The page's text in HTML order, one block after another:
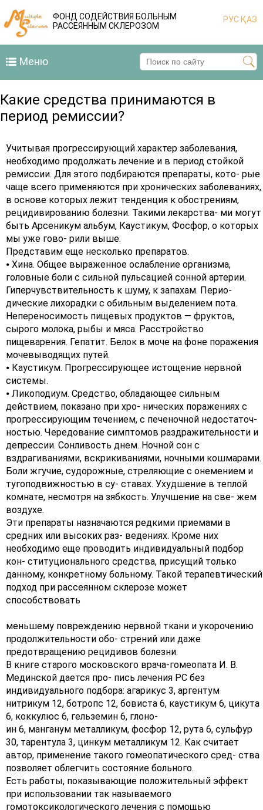
ФОНД СОДЕЙСТВИЯ БОЛЬНЫМ
РАССЕЯННЫМ СКЛЕРОЗОМ
РУСҚАЗ
Меню
Какие средства принимаются в
период ремиссии?
Учитывая прогрессирующий характер заболевания,
необходимо продолжать лечение и в период стойкой
ремиссии. Для этого подбираются препараты, кото- рые
чаще всего применяются при хронических заболеваниях,
в основе которых лежит тенденция к обострениям,
рецидивированию болезни. Такими лекарства- ми могут
быть Арсеникум альбум, Каустикум, Фосфор, о которых
мы уже гово- рили выше.
Представим еще несколько препаратов.
⦁ Хина. Общее выраженное ослабление организма,
головные боли с сильной пульсацией сонной артерии.
Гиперчувствительность к шуму, к запахам. Перио-
дические лихорадки с обильным выделением пота.
Непереносимость пищевых продуктов — фруктов,
сырого молока, рыбы и мяса. Расстройство
пищеварения. Гепатит. Белок в моче на фоне поражения
мочевыводящих путей.
⦁ Каустикум. Прогрессирующее истощение нервной
системы.
⦁ Ликоподиум. Средство, обладающее сильным
действием, показано при хро- нических поражениях с
прогрессирующим течением, с печеночной недостаточ-
ностью. Чередование симптомов раздражительности и
депрессии. Сонливость днем. Ночной сон с
вздрагиваниями, вскрикиваниями, ночными кошмарами.
Боли жгучие, судорожные, стреляющие с онемением и
тугоподвижностью в су- ставах. Ухудшение в теплой
комнате, несмотря на зябкость. Улучшение на све- жем
воздухе.
Эти препараты назначаются редкими приемами в
средних или высоких раз- ведениях. Кроме них
необходимо еще проводить индивидуальный подбор
кон- ституционального средства, присущий только
данному, конкретному больному. Такой терапевтический
подход при рассеянном склерозе может
способствовать
меньшему повреждению нервной ткани и укорочению
продолжительности обо- стрений или даже
предотвращению рецидивов болезни.
В книге старого московского врача-гомеопата И. В.
Мединской дается про- пись лечения РС без
индивидуального подбора: агарикус 3, аргентум
нитрикум 12, ботропс 12, бовиста 6, каустикум 6, цикута
6, коккулюс 6, гельземин 6, глоно-
ин 6, манганум металликум, фосфор 12, рута 6, сульфур
30, тарентула 3, цинкум металликум 12. Как считает
автор, применение такого гомеопатического сред- ства
позволяет облегчить состояние больного.
Есть работы, показывающие положительный эффект
при использовании так называемого
гомотоксикологического лечения с помощью